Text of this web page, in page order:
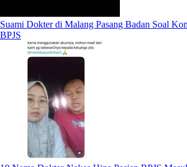
Suami Dokter di Malang Pasang Badan Soal
BPJS